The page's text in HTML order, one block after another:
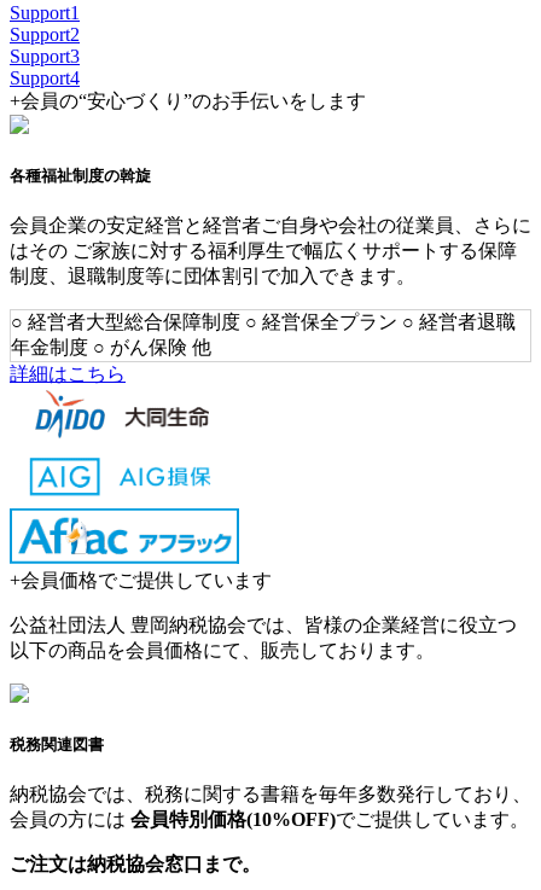
Support1
Support2
Support3
Support4
+会員の“安心づくり”のお手伝いをします
各種福祉制度の斡旋
会員企業の安定経営と経営者ご自身や会社の従業員、さらに
はその ご家族に対する福利厚生で幅広くサポートする保障
制度、退職制度等に団体割引で加入できます。
○ 経営者大型総合保障制度 ○ 経営保全プラン ○ 経営者退職
年金制度 ○ がん保険 他
詳細はこちら
+会員価格でご提供しています
公益社団法人 豊岡納税協会では、皆様の企業経営に役立つ
以下の商品を会員価格にて、販売しております。
税務関連図書
納税協会では、税務に関する書籍を毎年多数発行しており、
会員の方には 会員特別価格(10%OFF)でご提供しています。
ご注文は納税協会窓口まで。